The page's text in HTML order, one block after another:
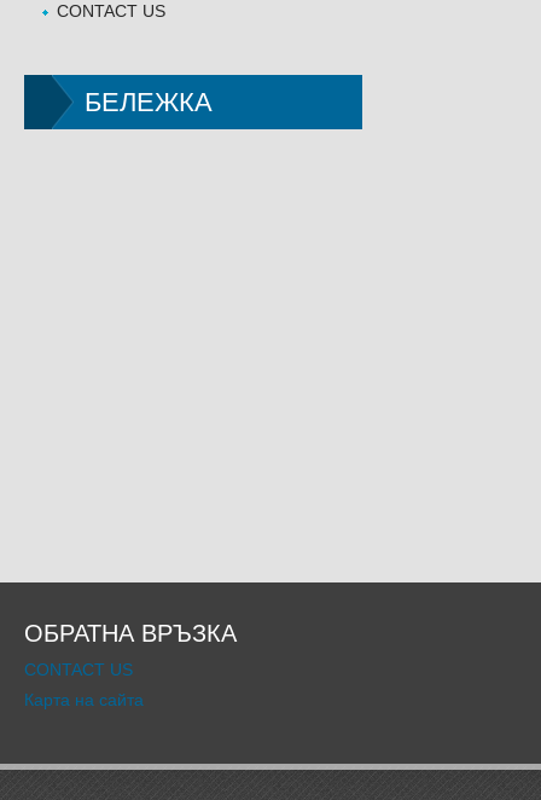
CONTACT US
БЕЛЕЖКА
ОБРАТНА ВРЪЗКА
CONTACT US
Карта на сайта